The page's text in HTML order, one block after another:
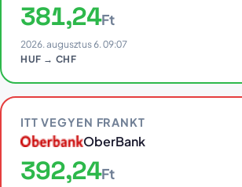
381,24Ft
2026. augusztus 6. 09:07
HUF → CHF
ITT VEGYEN FRANKT
OberBank
392,24Ft